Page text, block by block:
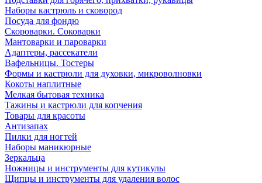
Наборы кастрюль и сковород
Посуда для фондю
Скороварки. Соковарки
Мантоварки и пароварки
Адаптеры, рассекатели
Вафельницы. Тостеры
Формы и кастрюли для духовки, микроволновки
Кокоты наплитные
Мелкая бытовая техника
Тажины и кастрюли для копчения
Товары для красоты
Антизапах
Пилки для ногтей
Наборы маникюрные
Зеркальца
Ножницы и инструменты для кутикулы
Щипцы и инструменты для удаления волос